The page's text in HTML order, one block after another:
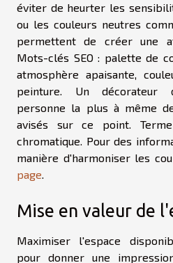
éviter de heurter les
ou les couleurs neutres
permettent de créer une
Mots-clés SEO : palette de
atmosphère apaisante,
peinture. Un décorateur
personne la plus à même
avisés sur ce point.
chromatique. Pour des
manière d'harmoniser les
page.
Mise en valeur de
Maximiser l'espace
pour donner une